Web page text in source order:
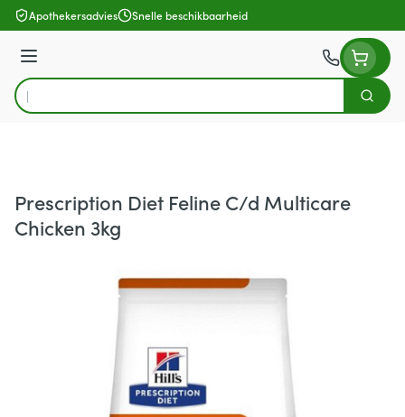
Ga naar de inhoud
Apothekersadvies Snelle beschikbaarheid
Menu
Product, merk, categorie...
Zoek
Prescription Diet Feline C/d Multicare
Chicken 3kg